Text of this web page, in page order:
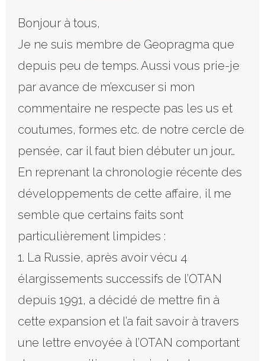
Bonjour à tous,
Je ne suis membre de Geopragma que
depuis peu de temps. Aussi vous prie-je
par avance de m’excuser si mon
commentaire ne respecte pas les us et
coutumes, formes etc. de notre cercle de
pensée, car il faut bien débuter un jour…
En reprenant la chronologie récente des
développements de cette affaire, il me
semble que certains faits sont
particulièrement limpides :
1. La Russie, après avoir vécu 4
élargissements successifs de l’OTAN
depuis 1991, a décidé de mettre fin à
cette expansion et l’a fait savoir à travers
une lettre envoyée à l’OTAN comportant